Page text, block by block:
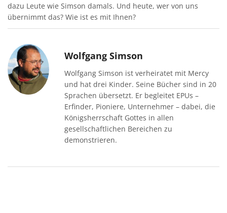
dazu Leute wie Simson damals. Und heute, wer von uns
übernimmt das? Wie ist es mit Ihnen?
Wolfgang Simson
Wolfgang Simson ist verheiratet mit Mercy
und hat drei Kinder. Seine Bücher sind in 20
Sprachen übersetzt. Er begleitet EPUs –
Erfinder, Pioniere, Unternehmer – dabei, die
Königsherrschaft Gottes in allen
gesellschaftlichen Bereichen zu
demonstrieren.